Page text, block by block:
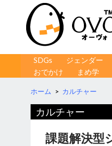
コンテンツへ移動
SDGs ジェンダー
おでかけ
まめ学
ホーム > カルチャー
カルチャー
課題解決型